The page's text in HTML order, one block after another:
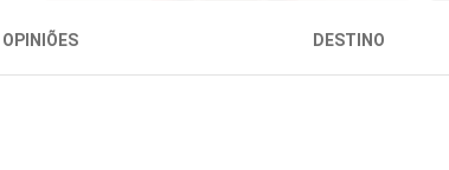
OPINIÕES DESTINO